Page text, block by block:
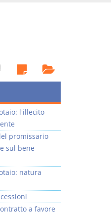
l'illecito
promissario
sul bene
natura
a favore